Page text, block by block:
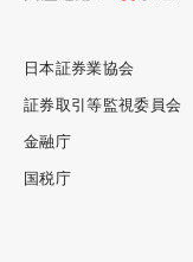
日本証券業協会
証券取引等監視委員会
金融庁
国税庁